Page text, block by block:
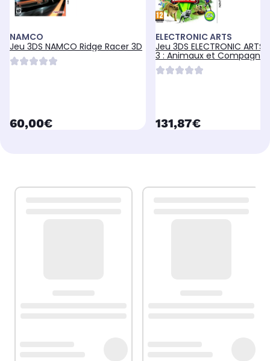
NAMCO
Jeu 3DS NAMCO Ridge Racer 3D
currentPrice
60,00€
ELECTRONIC ARTS
Jeu 3DS ELECTRONIC ARTS
3 : Animaux et Compagnie
currentPrice
131,87€